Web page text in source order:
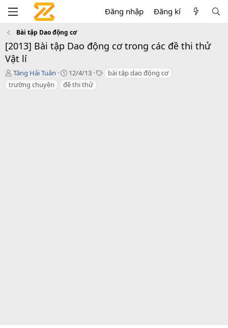
Đăng nhập Đăng kí
Bài tập Dao động cơ
[2013] Bài tập Dao động cơ trong các đề thi thử
Vật lí
T
h
r
Tăng Hải Tuân
N
g
à
12/4/13
Tbài tập dao động cơ
trường chuyên
đề thi thử